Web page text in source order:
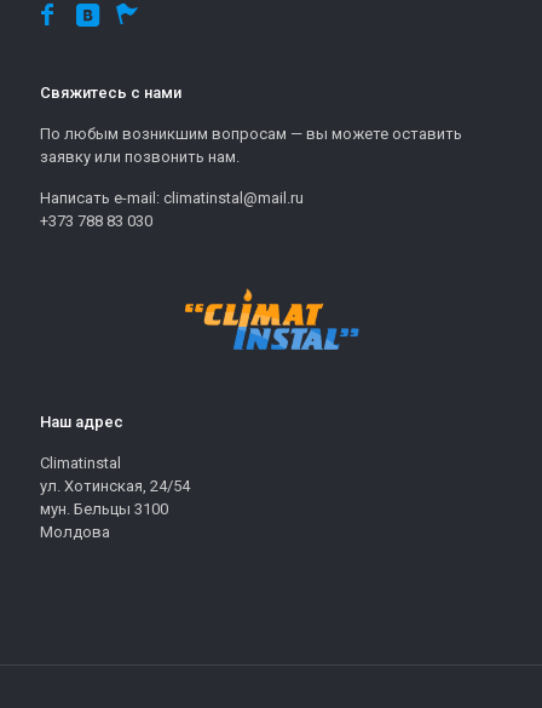
Свяжитесь с нами
По любым возникшим вопросам — вы можете оставить
заявку или позвонить нам.
Написать e-mail: climatinstal@mail.ru
+373 788 83 030
Наш адрес
Climatinstal
ул. Хотинская, 24/54
мун. Бельцы 3100
Молдова